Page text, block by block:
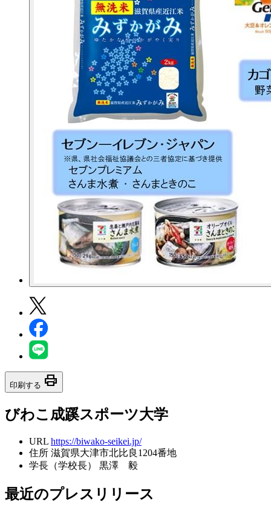
印刷する print
びわこ成蹊スポーツ大学
URL https://biwako-seikei.jp/
住所 滋賀県大津市北比良1204番地
学長（学校長）
黒澤 毅
最近のプレスリリース